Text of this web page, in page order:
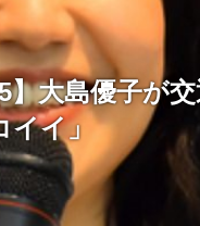
】大島優子が
イ」